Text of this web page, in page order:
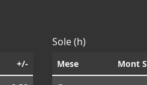
+/-
Sole (h)
Mese Mont